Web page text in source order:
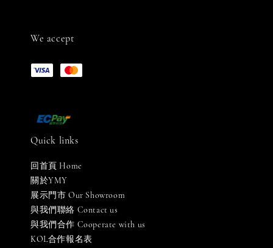
We accept
Quick links
回首頁 Home
關於YMY
展示門市 Our Showroom
與我們聯絡 Contact us
與我們合作 Cooperate with us
KOL合作報名表